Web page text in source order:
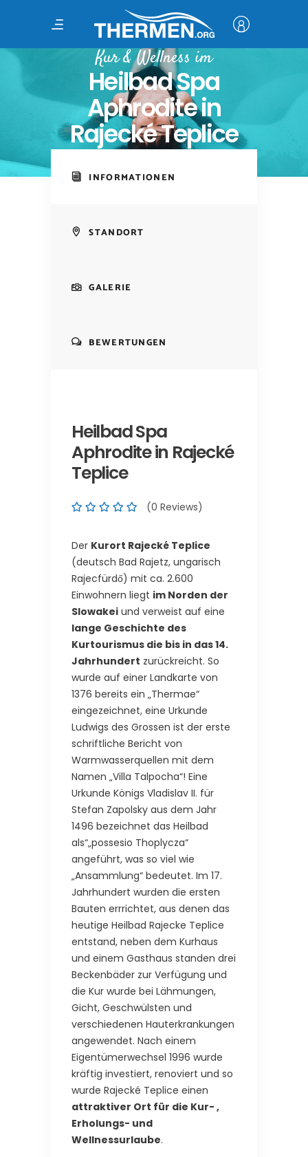
Kur & Wellness im
Heilbad Spa
Aphrodite in
Rajecké Teplice
INFORMATIONEN
STANDORT
GALERIE
BEWERTUNGEN
Heilbad Spa
Aphrodite in Rajecké
Teplice
(0 Reviews)
Der Kurort Rajecké Teplice
(deutsch Bad Rajetz, ungarisch
Rajecfürdő) mit ca. 2.600
Einwohnern liegt im Norden der
Slowakei und verweist auf eine
lange Geschichte des
Kurtourismus die bis in das 14.
Jahrhundert zurückreicht. So
wurde auf einer Landkarte von
1376 bereits ein „Thermae“
eingezeichnet, eine Urkunde
Ludwigs des Grossen ist der erste
schriftliche Bericht von
Warmwasserquellen mit dem
Namen „Villa Talpocha“! Eine
Urkunde Königs Vladislav II. für
Stefan Zapolsky aus dem Jahr
1496 bezeichnet das Heilbad
als“„possesio Thoplycza“
angeführt, was so viel wie
„Ansammlung“ bedeutet. Im 17.
Jahrhundert wurden die ersten
Bauten errrichtet, aus denen das
heutige Heilbad Rajecke Teplice
entstand, neben dem Kurhaus
und einem Gasthaus standen drei
Beckenbäder zur Verfügung und
die Kur wurde bei Lähmungen,
Gicht, Geschwülsten und
verschiedenen Hauterkrankungen
angewendet. Nach einem
Eigentümerwechsel 1996 wurde
kräftig investiert, renoviert und so
wurde Rajecké Teplice einen
attraktiver Ort für die Kur- ,
Erholungs- und
Wellnessurlaube.